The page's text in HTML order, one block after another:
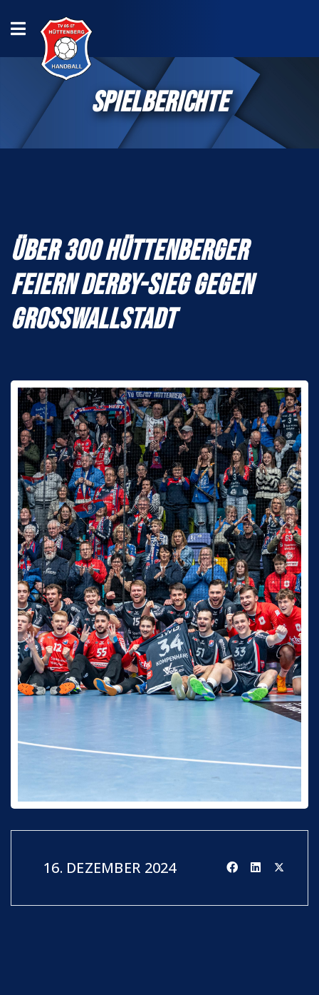
SPIELBERICHTE
ÜBER 300 HÜTTENBERGER
FEIERN DERBY-SIEG GEGEN
GROSSWALLSTADT
16. DEZEMBER 2024